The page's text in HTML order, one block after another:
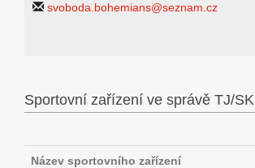
svoboda.bohemians@seznam.cz
Sportovní zařízení ve správě TJ/SK
Název sportovního zařízení